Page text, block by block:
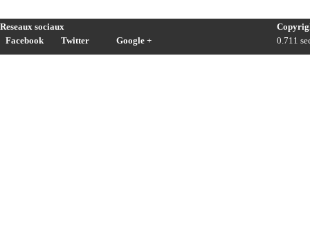
Reseaux sociaux
Facebook
Twitter Google +
0.711